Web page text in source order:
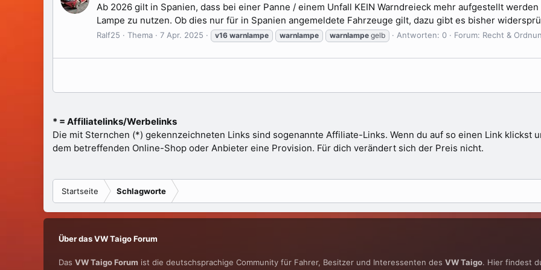
Ab 2026 gilt in Spanien, dass bei einer Panne / einem Unfall KEIN Warndreieck mehr aufgestellt
Lampe zu nutzen. Ob dies nur für in Spanien angemeldete Fahrzeuge gilt, dazu gibt es bisher
Ralf25 Thema 7 Apr. 2025 v16 warnlampe warnlampe warnlampe gelb Antworten: 0 Forum: Recht &
* = Affiliatelinks/Werbelinks
Die mit Sternchen (*) gekennzeichneten Links sind sogenannte Affiliate-Links. Wenn du auf so einen Link klickst
dem betreffenden Online-Shop oder Anbieter eine Provision. Für dich verändert sich der Preis nicht.
Startseite Schlagworte
Über das VW Taigo Forum
Das VW Taigo Forum ist die deutschsprachige Community für Fahrer, Besitzer und Interessenten des VW Taigo. Hier findest